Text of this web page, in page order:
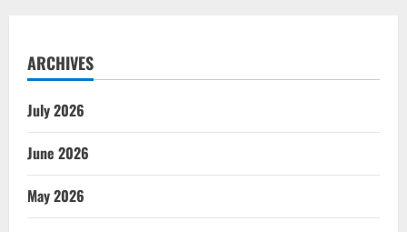
ARCHIVES
July 2026
June 2026
May 2026